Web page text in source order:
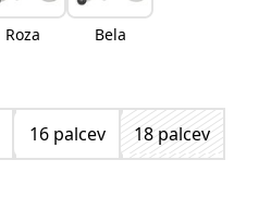
Roza Bela
16 palcev 18 palcev